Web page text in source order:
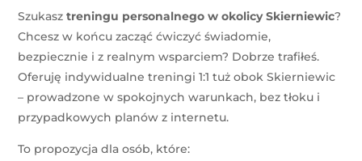
Szukasztreningu personalnego w okolicy Skierniewic?
Chcesz w końcu zacząć ćwiczyć świadomie,
bezpiecznie i z realnym wsparciem? Dobrze trafiłeś.
Oferuję indywidualne treningi 1:1 tuż obok Skierniewic
– prowadzone w spokojnych warunkach, bez tłoku i
przypadkowych planów z internetu.
To propozycja dla osób, które: